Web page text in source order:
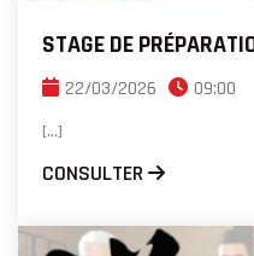
STAGE DE
22/03/2026 09:00
[...]
CONSULTER